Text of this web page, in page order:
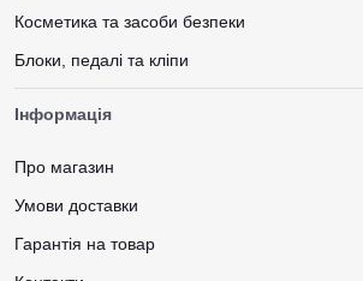
Косметика та засоби безпеки
Блоки, педалі та кліпи
Інформація
Про магазин
Умови доставки
Гарантія на товар